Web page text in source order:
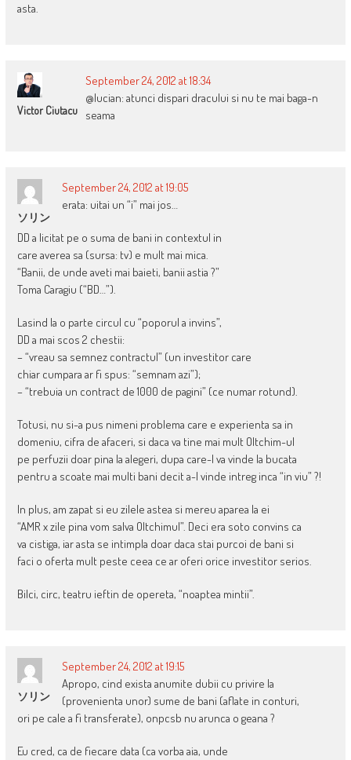
asta.
Victor Ciutacu
September 24, 2012 at 18:34
@lucian: atunci dispari dracului si nu te mai baga-n
seama
ソリン
September 24, 2012 at 19:05
erata: uitai un “i” mai jos…
DD a licitat pe o suma de bani in contextul in
care averea sa (sursa: tv) e mult mai mica.
“Banii, de unde aveti mai baieti, banii astia ?”
Toma Caragiu (“BD…”).
Lasind la o parte circul cu “poporul a invins”,
DD a mai scos 2 chestii:
– “vreau sa semnez contractul” (un investitor care
chiar cumpara ar fi spus: “semnam azi”);
– “trebuia un contract de 1000 de pagini” (ce numar rotund).
Totusi, nu si-a pus nimeni problema care e experienta sa in
domeniu, cifra de afaceri, si daca va tine mai mult Oltchim-ul
pe perfuzii doar pina la alegeri, dupa care-l va vinde la bucata
pentru a scoate mai multi bani decit a-l vinde intreg inca “in viu” ?!
In plus, am zapat si eu zilele astea si mereu aparea la ei
“AMR x zile pina vom salva Oltchimul”. Deci era soto convins ca
va cistiga, iar asta se intimpla doar daca stai purcoi de bani si
faci o oferta mult peste ceea ce ar oferi orice investitor serios.
Bilci, circ, teatru ieftin de opereta, “noaptea mintii”.
ソリン
September 24, 2012 at 19:15
Apropo, cind exista anumite dubii cu privire la
(provenienta unor) sume de bani (aflate in conturi,
ori pe cale a fi transferate), onpcsb nu arunca o geana ?
Eu cred, ca de fiecare data (ca vorba aia, unde